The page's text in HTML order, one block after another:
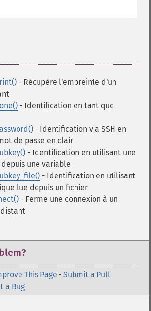
- Récupère l'empreinte d'un
- Identification en tant que
- Identification via SSH en
de passe en clair
- Identification en utilisant une
une variable
- Identification en utilisant
lue depuis un fichier
- Ferme une connexion à un
distant
This Page • Submit a Pull
a Bug